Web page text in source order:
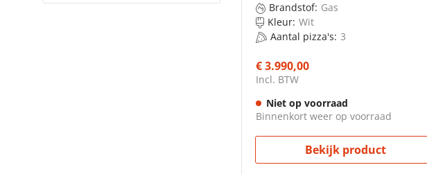
Brandstof: Gas
Kleur: Wit
Aantal pizza's: 3
€ 3.990,00
Incl. BTW
Niet op voorraad
Binnenkort weer op voorraad
Bekijk product